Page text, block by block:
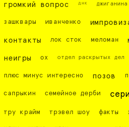
громкий вопрос днк джиганина
зашквары иванченко
контакты лок сток меломан
неигры ох отдел раскрытых дел
плюс минус интересно позов
сапрыкин семейное дерби
тру крайм трэвел шоу факты